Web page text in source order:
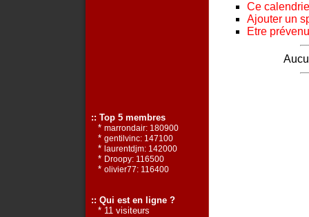
Ce
Ajouter un
Etre
:: Top 5 membres
* marrondair: 180900
* gentilvinc: 147100
* laurentdjm: 142000
* Droopy: 116500
* olivier77: 116400
:: Qui est en ligne ?
* 11 visiteurs